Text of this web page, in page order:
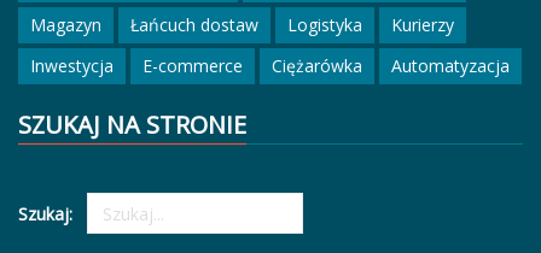
Magazyn
Łańcuch dostaw Logistyka
Kurierzy
Inwestycja
E-commerce Ciężarówka Automatyzacja
SZUKAJ NA STRONIE
Szukaj: